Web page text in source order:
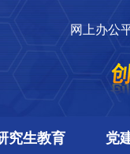
网上办公
究生教育 党